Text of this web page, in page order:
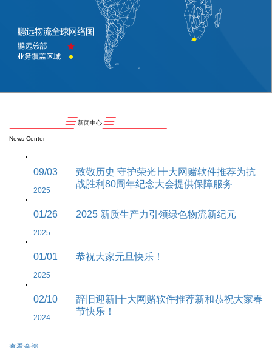
新闻中心
News Center
09/03
2025
致敬历史 守护荣光∣十大网赌软件推荐为抗
战胜利80周年纪念大会提供保障服务
01/26
2025
2025 新质生产力引领绿色物流新纪元
01/01
2025
恭祝大家元旦快乐！
02/10
2024
辞旧迎新|十大网赌软件推荐新和恭祝大家春
节快乐！